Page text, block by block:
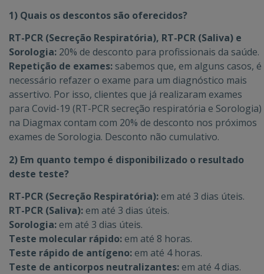
1) Quais os descontos são oferecidos?
RT-PCR (Secreção Respiratória), RT-PCR (Saliva) e
Sorologia: 20% de desconto para profissionais da saúde.
Repetição de exames: sabemos que, em alguns casos, é
necessário refazer o exame para um diagnóstico mais
assertivo. Por isso, clientes que já realizaram exames
para Covid-19 (RT-PCR secreção respiratória e Sorologia)
na Diagmax contam com 20% de desconto nos próximos
exames de Sorologia. Desconto não cumulativo.
2) Em quanto tempo é disponibilizado o resultado
deste teste?
RT-PCR (Secreção Respiratória): em até 3 dias úteis.
RT-PCR (Saliva): em até 3 dias úteis.
Sorologia: em até 3 dias úteis.
Teste molecular rápido: em até 8 horas.
Teste rápido de antígeno: em até 4 horas.
Teste de anticorpos neutralizantes: em até 4 dias.